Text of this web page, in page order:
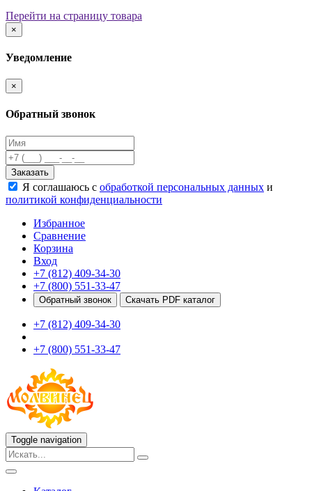
Игровые элементы
Качалки на пружине
Домики-беседки
Развивающие игровые элементы
ПДД для детей
Безопасные покрытия
Спортивные комплексы от 3 до 7 лет
Входные арки
Информационные стойки
Ограждения
Для детей с ограниченными возможностями
Школам
Игровые комплексы от 5 до 12 лет
Спортивные элементы
Тренажеры
Теннисные столы
Спортивные ворота
Спортивные стойки
Оборудование для ГТО
Информационные стойки
Ограждения
Безопасные покрытия
Перейти на страницу товара
×
Уведомление
×
Обратный звонок
Заказать
Я соглашаюсь с обработкой персональных данных и
политикой конфиденциальности
Избранное
Сравнение
Корзина
Вход
+7 (812) 409-34-30
+7 (800) 551-33-47
Обратный звонок Скачать PDF каталог
+7 (812) 409-34-30
+7 (800) 551-33-47
Toggle navigation